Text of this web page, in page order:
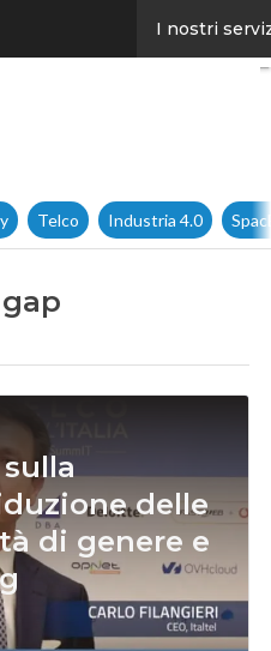
I nostri
Telco Industria 4.0
delle
di genere e